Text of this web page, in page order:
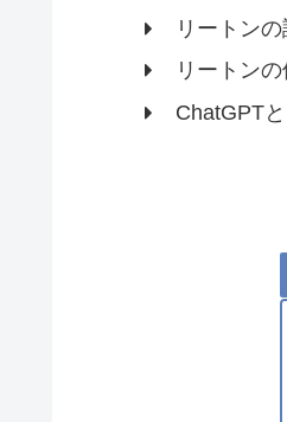
リートン
リートン
ChatGPT